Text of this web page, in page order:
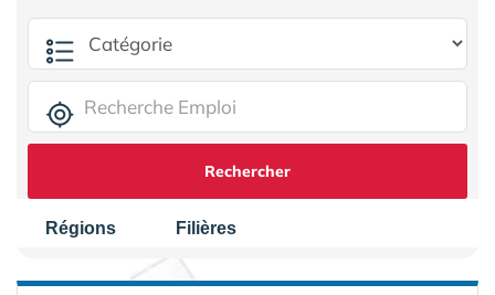
Rechercher
Régions Filières